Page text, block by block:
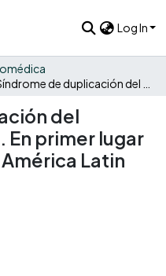
Log In
del
En primer lugar
Latin